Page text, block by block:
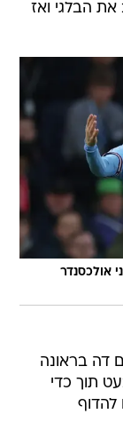
הבלגי ואז
אולכסנדר
דה בראונה
תוך כדי
להדוף